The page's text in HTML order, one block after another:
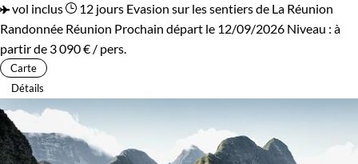
vol inclus 12 jours Evasion sur les sentiers de La Réunion
Randonnée Réunion Prochain départ le 12/09/2026 Niveau : à
partir de 3 090 € / pers.
Carte
Détails